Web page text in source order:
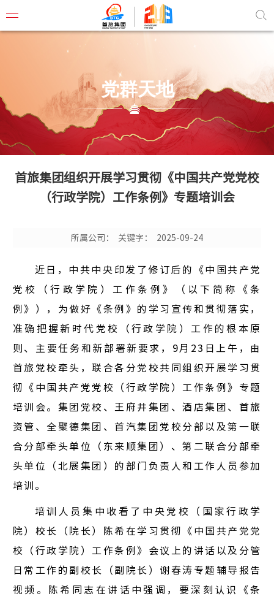
首旅概
董事长
组织结
管理团
中国服
中国服
商业
住宿
出行
全聚德
王府井
党群天地
首旅集团组织开展学习贯彻《中国共产党党校
（行政学院）工作条例》专题培训会
所属公司： 关键字： 2025-09-24
近日，中共中央印发了修订后的《中国共产党
党校（行政学院）工作条例》（以下简称《条
例》），为做好《条例》的学习宣传和贯彻落实，
准确把握新时代党校（行政学院）工作的根本原
则、主要任务和新部署新要求，9月23日上午，由
首旅党校牵头，联合各分党校共同组织开展学习贯
彻《中国共产党党校（行政学院）工作条例》专题
培训会。集团党校、王府井集团、酒店集团、首旅
资管、全聚德集团、首汽集团党校分部以及第一联
合分部牵头单位（东来顺集团）、第二联合分部牵
头单位（北展集团）的部门负责人和工作人员参加
培训。
培训人员集中收看了中央党校（国家行政学
院）校长（院长）陈希在学习贯彻《中国共产党党
校（行政学院）工作条例》会议上的讲话以及分管
日常工作的副校长（副院长）谢春涛专题辅导报告
视频。陈希同志在讲话中强调，要深刻认识《条